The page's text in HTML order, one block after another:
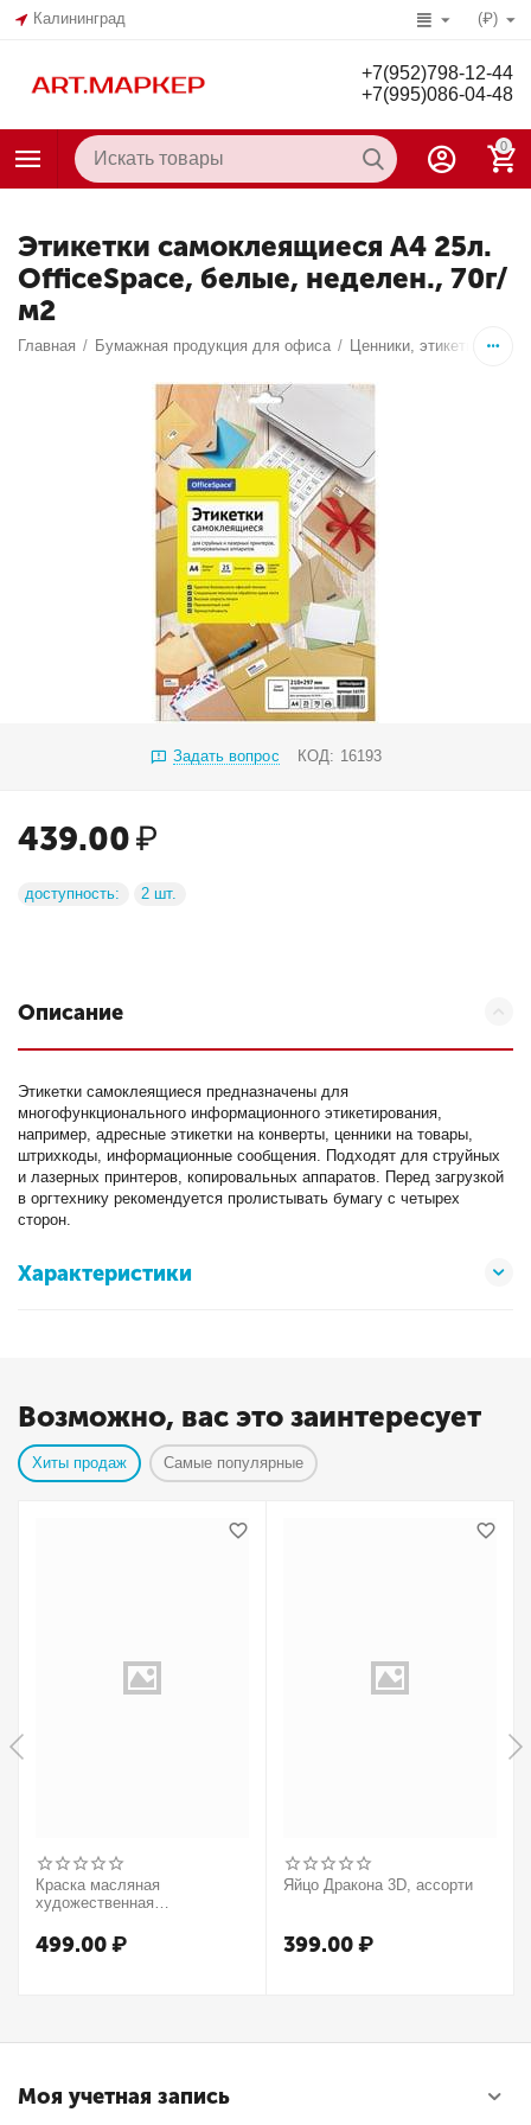
Калининград (₽)
+7(952)798-12-44
+7(995)086-04-48
0
Этикетки самоклеящиеся А4 25л.
OfficeSpace, белые, неделен., 70г/
м2
Главная / Бумажная продукция для офиса / Ценники, этикетки
Задать вопрос КОД: 16193
439.00₽
доступность: 2 шт.
Описание
Этикетки самоклеящиеся предназначены для
многофункционального информационного этикетирования,
например, адресные этикетки на конверты, ценники на товары,
штрихкоды, информационные сообщения. Подходят для струйных
и лазерных принтеров, копировальных аппаратов. Перед загрузкой
в оргтехнику рекомендуется пролистывать бумагу с четырех
сторон.
Характеристики
Возможно, вас это заинтересует
Хиты продаж Самые популярные
Краска масляная
художественная
37мл, туба, оранжевый
499.00₽
Яйцо Дракона 3D, ассорти
399.00₽
Моя учетная запись